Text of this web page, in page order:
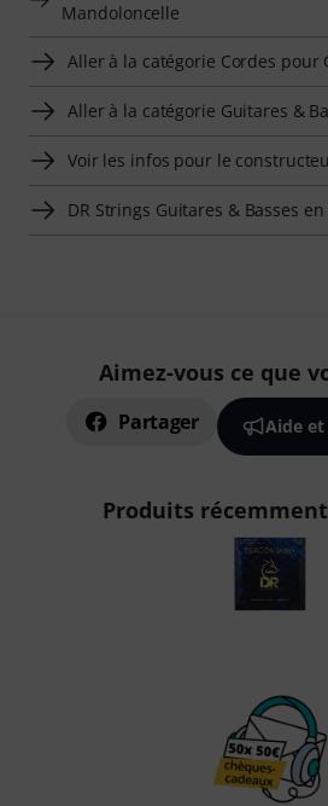
Mandoloncelle
Aller à la catégorie Cordes pour
Aller à la catégorie Guitares &
Voir les infos pour le
DR Strings Guitares & Basses
Aimez-vous ce que
Partager Aide
Produits